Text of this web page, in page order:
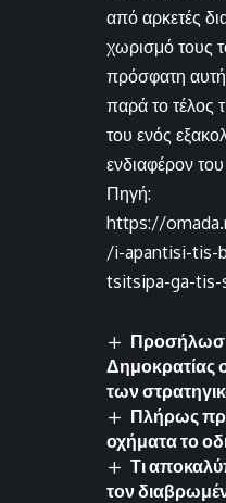
από αρκετές
χωρισμό τους
πρόσφατη
παρά το τέλος
του ενός
ενδιαφέρον
Πηγή:
https://
/i-apantisi-tis-
tsitsipa-ga-tis-
Δημοκρατίας
των
Πλήρως
οχήματα το
Τι
τον